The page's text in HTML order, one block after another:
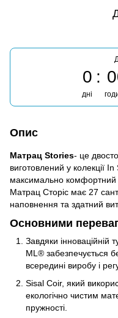
0
дні
Опис
Матрац Stories- це
виготовлений у колекції
максимально комфортний
Матрац Сторіс має 27
наповнення та здатний
Основними
Завдяки інноваційній
ML® забезпечується
всередині виробу і
Sisal Coir, який
екологічно чистим
пружності.